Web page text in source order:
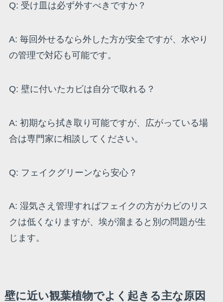
Q: 受け皿は必ず外すべきですか？
A: 毎回外せるなら外した方が安全ですが、水やり
の管理で対応も可能です。
Q: 壁に付いたカビは自分で取れる？
A: 初期なら拭き取り可能ですが、広がっている場
合は専門家に相談してください。
Q: フェイクグリーンなら安心？
A: 湿気さえ管理すればフェイクの方がカビのリス
クは低くなりますが、埃が溜まると別の問題が生
じます。
壁に近い観葉植物でよく起きる主な原因